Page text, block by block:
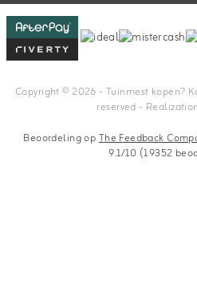
Copyright © 2026 - Tuinmest kopen?
reserved -
Beoordeling opThe Feedback
9.1/10 (19352